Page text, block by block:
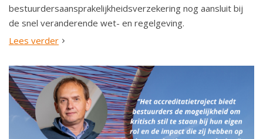
bestuurdersaansprakelijkheidsverzekering nog aansluit bij
de snel veranderende wet- en regelgeving.
Lees verder